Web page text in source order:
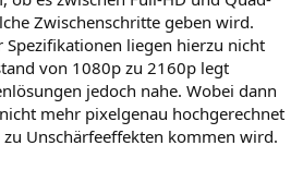
Zwischenschritte geben wird.
liegen hierzu nicht
von 1080p zu 2160p legt
jedoch nahe. Wobei dann
mehr pixelgenau hochgerechnet
Unschärfeeffekten kommen wird.